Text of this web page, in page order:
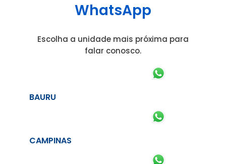
WhatsApp
Escolha a unidade mais próxima para
falar conosco.
BAURU
CAMPINAS